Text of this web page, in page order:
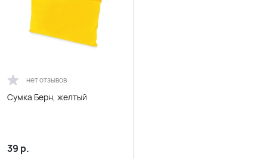
нет отзывов
Сумка Берн, желтый
39 р.